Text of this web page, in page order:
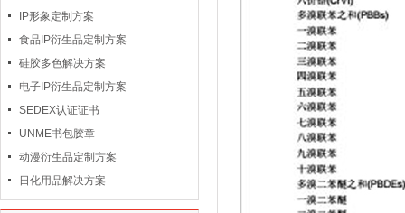
IP形象定制方案
食品IP衍生品定制方案
硅胶多色解决方案
电子IP衍生品定制方案
SEDEX认证证书
UNME书包胶章
动漫衍生品定制方案
日化用品解决方案